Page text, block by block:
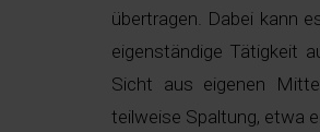
übertragen. Dabei kann
eigenständige Tätigkeit
Sicht aus eigenen
teilweise Spaltung, etwa